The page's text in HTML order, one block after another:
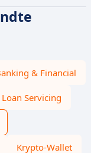
& Financial
Loan Servicing
Krypto-Wallet